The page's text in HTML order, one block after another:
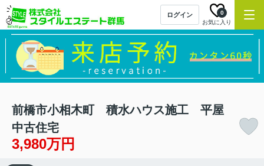
ログイン
お気に入り
0
前橋市小相木町 積水ハウス施工 平屋
中古住宅
3,980万円